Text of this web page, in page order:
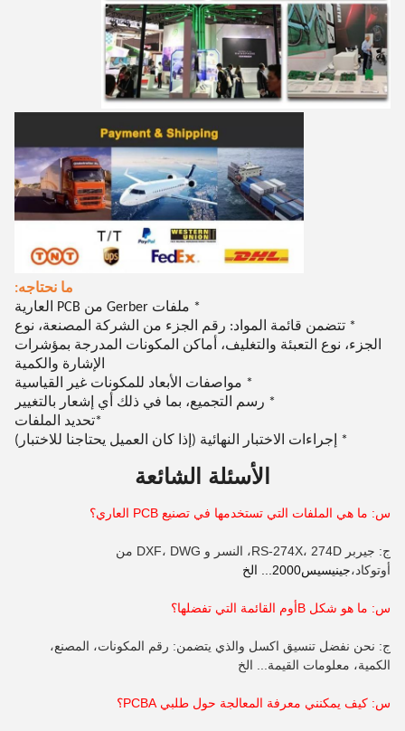
ما نحتاجه:
* ملفات Gerber من PCB العارية
* تتضمن قائمة المواد: رقم الجزء من الشركة المصنعة، نوع
الجزء، نوع التعبئة والتغليف، أماكن المكونات المدرجة بمؤشرات
الإشارة والكمية
* مواصفات الأبعاد للمكونات غير القياسية
* رسم التجميع، بما في ذلك أي إشعار بالتغيير
*تحديد الملفات
* إجراءات الاختبار النهائية (إذا كان العميل يحتاجنا للاختبار)
الأسئلة الشائعة
س: ما هي الملفات التي تستخدمها في تصنيع PCB العاري؟
ج: جيربر RS-274X، 274D، النسر و DXF، DWG من
أوتوكاد،جينيسيس2000... الخ
س: ما هو شكل B أوم القائمة التي تفضلها؟
ج: نحن نفضل تنسيق اكسل والذي يتضمن: رقم المكونات، المصنع،
الكمية، معلومات القيمة... الخ
س: كيف يمكنني معرفة المعالجة حول طلبي PCBA؟